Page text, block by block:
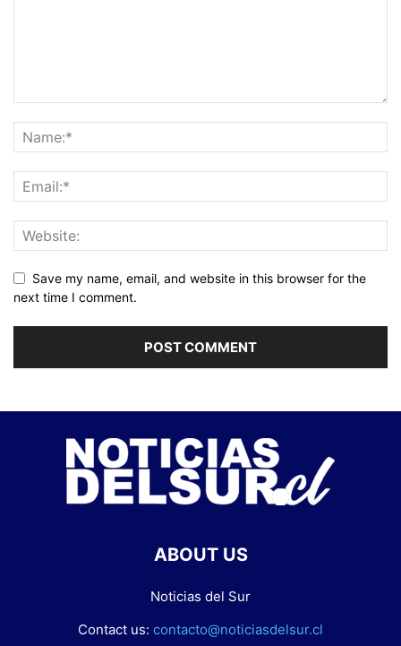
Save my name, email, and website in this browser for the
next time I comment.
ABOUT US
Noticias del Sur
Contact us: contacto@noticiasdelsur.cl